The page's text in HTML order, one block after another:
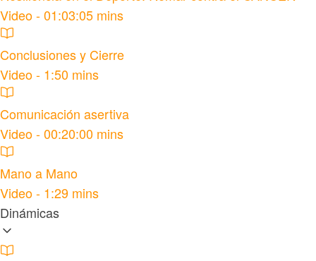
Video - 01:03:05 mins
Conclusiones y Cierre
Video - 1:50 mins
Comunicación asertiva
Video - 00:20:00 mins
Mano a Mano
Video - 1:29 mins
Dinámicas